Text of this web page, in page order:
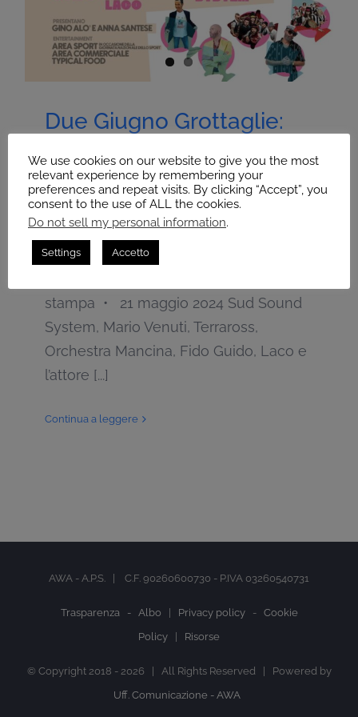
Due Giugno Grottaglie:
svelata la line up della
prima edizione
DiUff. Comunicazione - AWA | Maggio 21st,
2024 | Articoli ,Homepage,Latest Articles
Due Giugno Grottaglie: svelata la line
stampa • 21 maggio 2024 Sud Sound
System, Mario Venuti, Terraross,
Orchestra Mancina, Fido Guido, Laco e
l’attore [...]
Continua a leggere
AWA - A.P.S. | C.F. 90260600730 - P.IVA 03260540731
Trasparenza - Albo Privacy policy- Cookie
Policy
Risorse
© Copyright 2018 - 2026 | All Rights Reserved | Powered by
Uff. Comunicazione - AWA
We use cookies on our website to give you the most
relevant experience by remembering your
preferences and repeat visits. By clicking “Accept”, you
consent to the use of ALL the cookies.
Do not sell my personal information.
Settings Accetto